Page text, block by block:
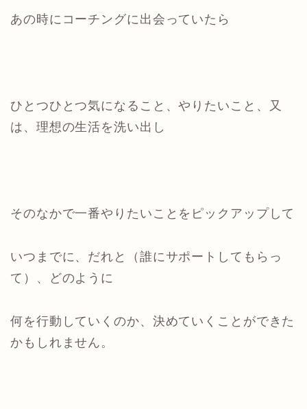
あの時にコーチングに出会っていたら
ひとつひとつ気になること、やりたいこと、又
は、理想の生活を洗い出し
そのなかで一番やりたいことをピックアップして
いつまでに、だれと（誰にサポートしてもらっ
て）、どのように
何を行動していくのか、決めていくことができた
かもしれません。